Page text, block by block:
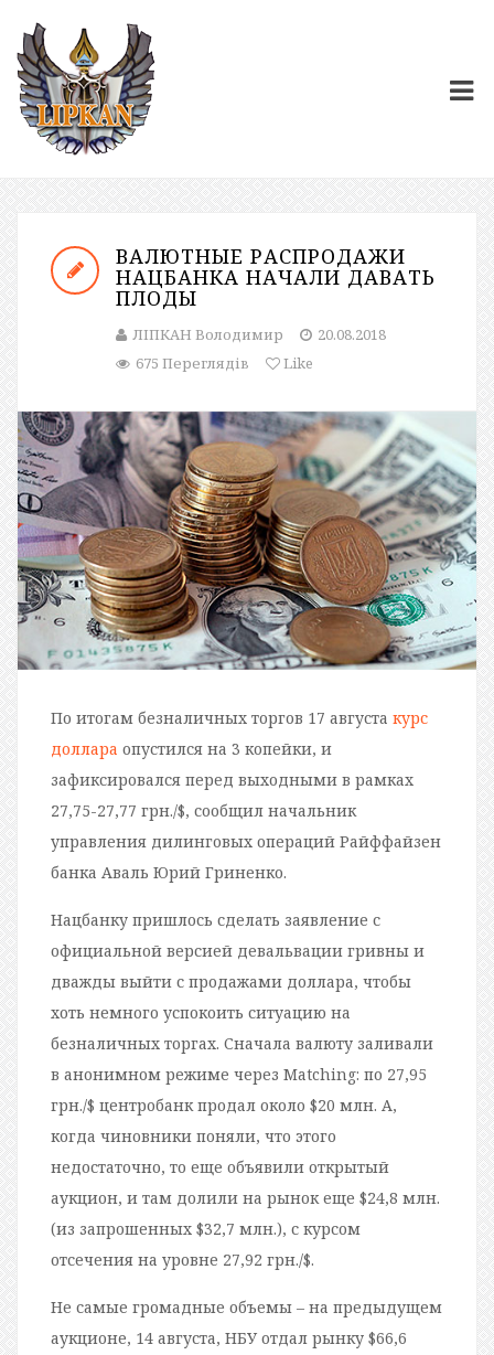
ВАЛЮТНЫЕ РАСПРОДАЖИ
НАЦБАНКА НАЧАЛИ ДАВАТЬ
ПЛОДЫ
ЛІПКАН Володимир
20.08.2018
675 Переглядів
Like
По итогам безналичных торгов 17 августа курс
доллара опустился на 3 копейки, и
зафиксировался перед выходными в рамках
27,75-27,77 грн./$, сообщил начальник
управления дилинговых операций Райффайзен
банка Аваль Юрий Гриненко.
Нацбанку пришлось сделать заявление с
официальной версией девальвации гривны и
дважды выйти с продажами доллара, чтобы
хоть немного успокоить ситуацию на
безналичных торгах. Сначала валюту заливали
в анонимном режиме через Matching: по 27,95
грн./$ центробанк продал около $20 млн. А,
когда чиновники поняли, что этого
недостаточно, то еще объявили открытый
аукцион, и там долили на рынок еще $24,8 млн.
(из запрошенных $32,7 млн.), с курсом
отсечения на уровне 27,92 грн./$.
Не самые громадные объемы – на предыдущем
аукционе, 14 августа, НБУ отдал рынку $66,6